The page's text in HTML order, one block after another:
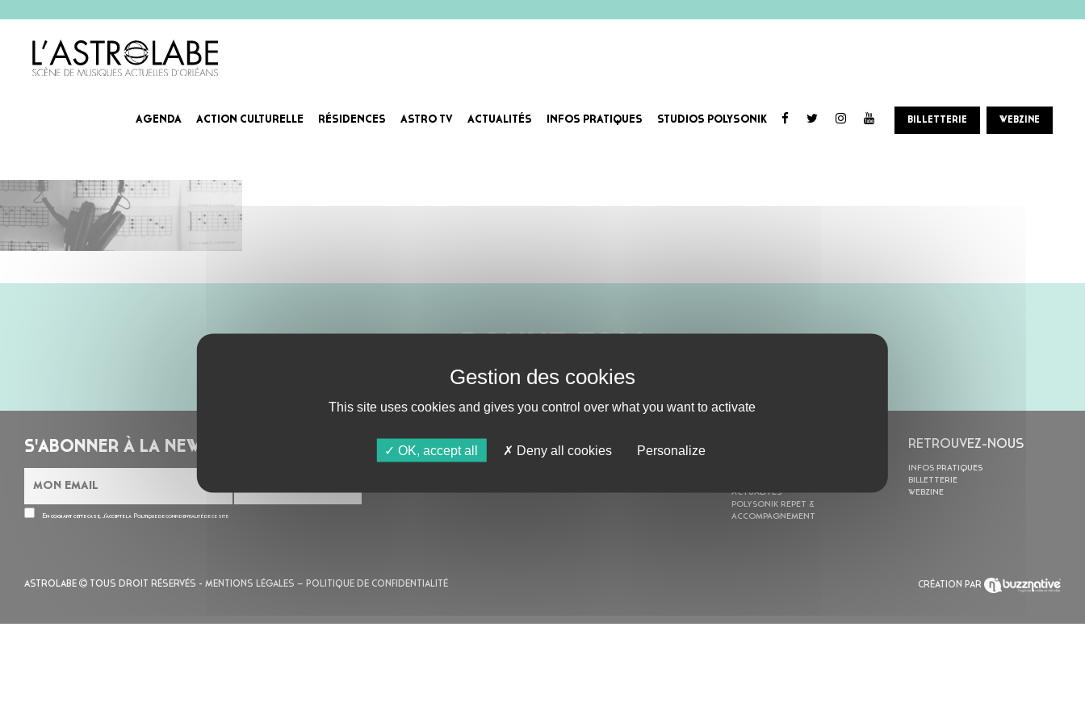
AGENDA ACTION CULTURELLE RÉSIDENCES ASTRO TV ACTUALITÉS INFOS PRATIQUES STUDIOS POLYSONIK BILLETTERIE WEBZINE
S'ABONNER À LA NEWSLETTER
En cochant cette case, j’accepte la Politique de confidentialitéde ce site
AU PROGRAMME
ACTUALITÉS
POLYSONIK REPET &
ACCOMPAGNEMENT
RETROUVEZ-NOUS
INFOS PRATIQUES
BILLETTERIE
WEBZINE
ASTROLABE TOUS DROIT RÉSERVÉS - MENTIONS LÉGALES – POLITIQUE DE CONFIDENTIALITÉ CRÉATION PAR
This site uses cookies and gives you control over what you want to activate
OK, accept all Deny all cookies Personalize